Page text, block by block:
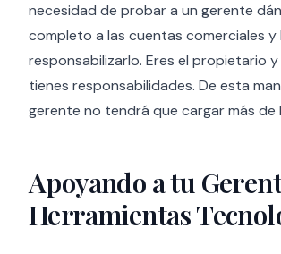
necesidad de probar a un gerente
completo a las cuentas comerciales y
responsabilizarlo. Eres el propietario
tienes responsabilidades. De esta
gerente no tendrá que cargar más de
Apoyando a tu
Herramientas